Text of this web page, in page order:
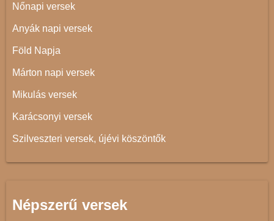
Nőnapi versek
Anyák napi versek
Föld Napja
Márton napi versek
Mikulás versek
Karácsonyi versek
Szilveszteri versek, újévi köszöntők
Népszerű versek